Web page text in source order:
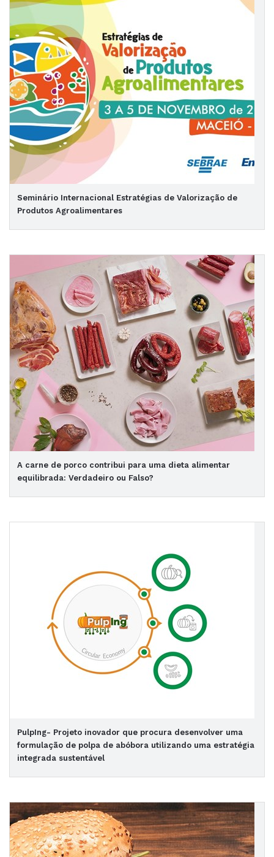
Seminário Internacional Estratégias de Valorização de
Produtos Agroalimentares
A carne de porco contribui para uma dieta alimentar
equilibrada: Verdadeiro ou Falso?
PulpIng- Projeto inovador que procura desenvolver uma
formulação de polpa de abóbora utilizando uma estratégia
integrada sustentável